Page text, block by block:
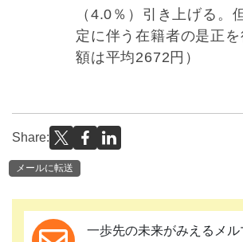
（4.0％）引き上げる。
定に伴う在籍者の是正
額は平均2672円）
Share:
メールに転送
一歩先の未来がみえるメル